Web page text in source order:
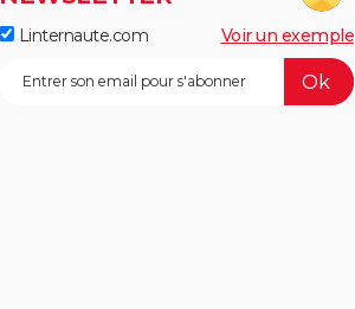
Linternaute.com Voir un exemple